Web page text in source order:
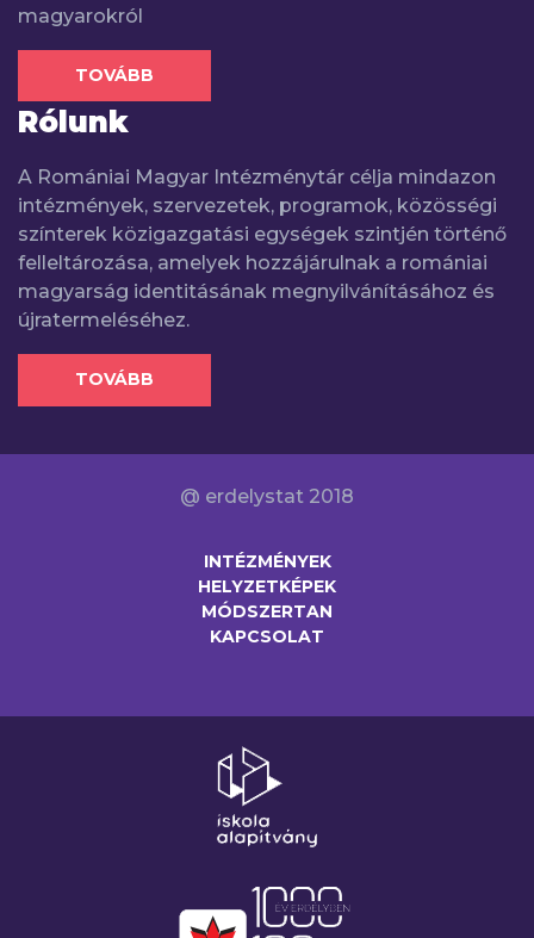
magyarokról
TOVÁBB
Rólunk
A Romániai Magyar Intézménytár célja mindazon
intézmények, szervezetek, programok, közösségi
színterek közigazgatási egységek szintjén történő
felleltározása, amelyek hozzájárulnak a romániai
magyarság identitásának megnyilvánításához és
újratermeléséhez.
TOVÁBB
@ erdelystat 2018
INTÉZMÉNYEK
HELYZETKÉPEK
MÓDSZERTAN
KAPCSOLAT